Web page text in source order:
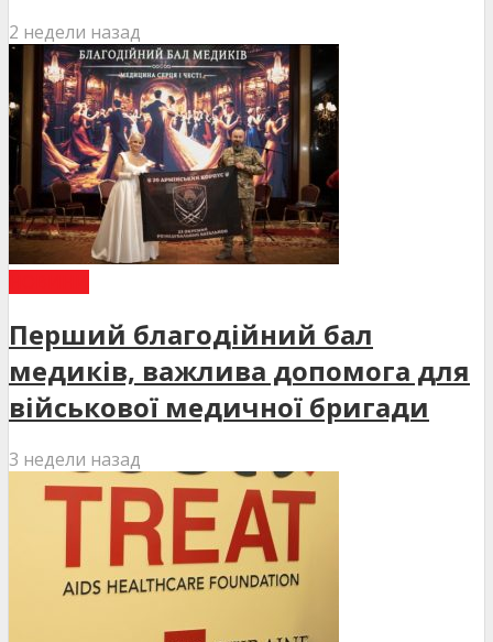
2 недели назад
Перший благодійний бал
медиків, важлива допомога для
військової медичної бригади
3 недели назад